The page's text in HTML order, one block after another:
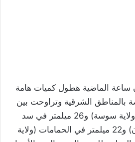
ساعة الماضية هطول كميات هامة
بالمناطق الشرقية وتراوحت بين
31 ميلمتر في مساكن (ولاية سوسة) و26 ميلمتر في سد
وادي الكبير (ولاية زغوان) و22 ميلمتر في الحمامات (ولاية